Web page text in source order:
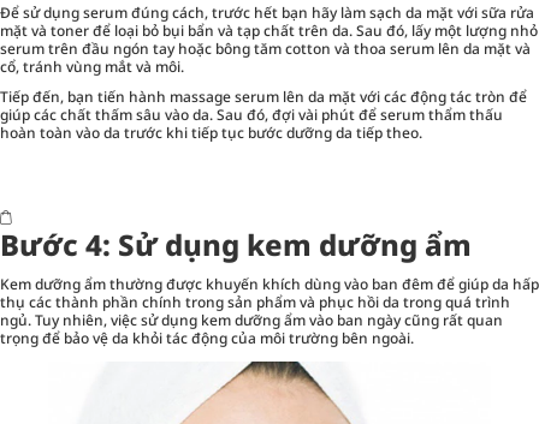
Để sử dụng serum đúng cách, trước hết bạn hãy làm sạch da mặt với sữa rửa
mặt và toner để loại bỏ bụi bẩn và tạp chất trên da. Sau đó, lấy một lượng nhỏ
serum trên đầu ngón tay hoặc bông tăm cotton và thoa serum lên da mặt và
cổ, tránh vùng mắt và môi.
Tiếp đến, bạn tiến hành massage serum lên da mặt với các động tác tròn để
giúp các chất thấm sâu vào da. Sau đó, đợi vài phút để serum thẩm thấu
hoàn toàn vào da trước khi tiếp tục bước dưỡng da tiếp theo.
Bước 4: Sử dụng kem dưỡng ẩm
Kem dưỡng ẩmthường được khuyến khích dùng vào ban đêm để giúp da hấp
thụ các thành phần chính trong sản phẩm và phục hồi da trong quá trình
ngủ. Tuy nhiên, việc sử dụng kem dưỡng ẩm vào ban ngày cũng rất quan
trọng để bảo vệ da khỏi tác động của môi trường bên ngoài.